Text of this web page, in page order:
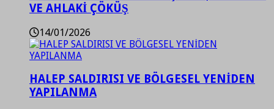
VE AHLAKİ ÇÖKÜŞ
14/01/2026
HALEP SALDIRISI VE BÖLGESEL YENİDEN
YAPILANMA